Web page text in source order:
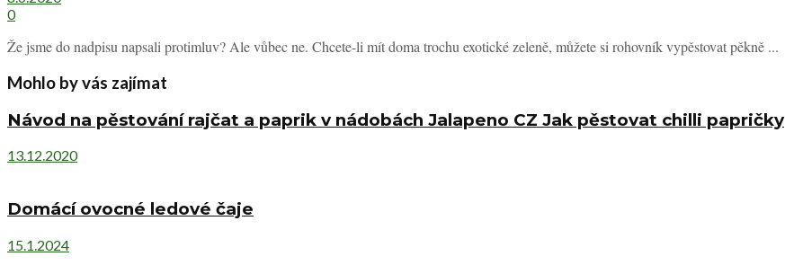
0
Že jsme do nadpisu napsali protimluv? Ale vůbec ne. Chcete-li mít doma trochu exotické zeleně, můžete si rohovník vypěstovat pěkně ...
Mohlo by vás zajímat
Návod na pěstování rajčat a paprik v nádobách Jalapeno CZ Jak pěstovat chilli papričky
13.12.2020
Domácí ovocné ledové čaje
15.1.2024